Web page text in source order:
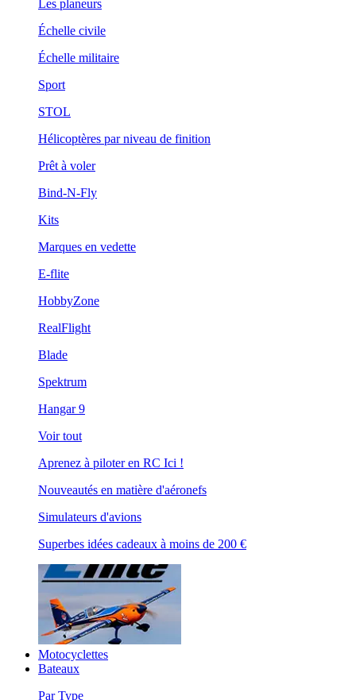
Les planeurs
Échelle civile
Échelle militaire
Sport
STOL
Hélicoptères par niveau de finition
Prêt à voler
Bind-N-Fly
Kits
Marques en vedette
E-flite
HobbyZone
RealFlight
Blade
Spektrum
Hangar 9
Voir tout
Aprenez à piloter en RC Ici !
Nouveautés en matière d'aéronefs
Simulateurs d'avions
Superbes idées cadeaux à moins de 200 €
Motocyclettes
Bateaux
Par Type